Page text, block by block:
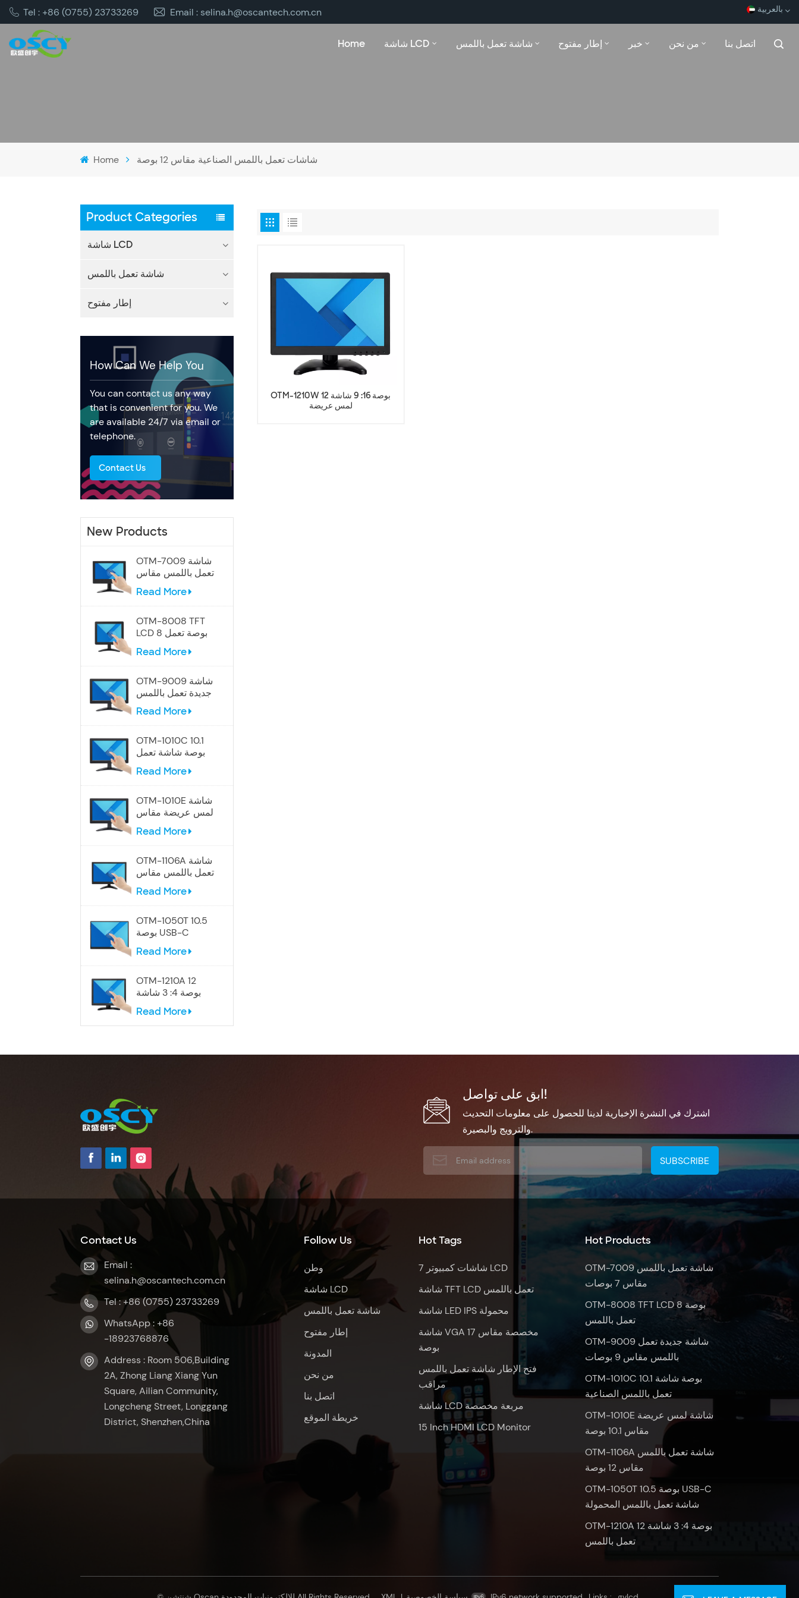
Tel : +86 (0755) 23733269 Email : selina.h@oscantech.com.cn بالعربية
بالعربية
Home شاشة LCD شاشة تعمل باللمس إطار مفتوح خبر من نحن اتصل بنا
Home شاشات تعمل باللمس الصناعية مقاس 12 بوصة
Product Categories
شاشة LCD
شاشة تعمل باللمس
إطار مفتوح
How Can We Help You
You can contact us any way
that is convenient for you. We
are available 24/7 via email or
telephone.
Contact Us
New Products
OTM-7009 شاشة
تعمل باللمس مقاس
Read More
OTM-8008 TFT
LCD 8 بوصة تعمل
باللمس
Read More
OTM-9009 شاشة
جديدة تعمل باللمس
Read More
OTM-1010C 10.1
بوصة شاشة تعمل
باللمس الصناعية
Read More
OTM-1010E شاشة
لمس عريضة مقاس
10.1 بوصة
Read More
OTM-1106A شاشة
تعمل باللمس مقاس
12 بوصة
Read More
OTM-1050T 10.5
بوصة USB-C
شاشة تعمل باللمس
المحمولة
Read More
OTM-1210A 12
بوصة 4: 3 شاشة
تعمل باللمس
Read More
OTM-1210W 12 بوصة 16: 9 شاشة
لمس عريضة
ابق على تواصل!
اشترك في النشرة الإخبارية لدينا للحصول على معلومات التحديث
والترويج والبصيرة.
Contact Us
Email :
selina.h@oscantech.com.cn
Tel : +86 (0755) 23733269
WhatsApp : +86
-18923768876
Address : Room 506,Building
2A, Zhong Liang Xiang Yun
Square, Ailian Community,
Longcheng Street, Longgang
District, Shenzhen,China
Follow Us
وطن
شاشة LCD
شاشة تعمل باللمس
إطار مفتوح
المدونة
من نحن
اتصل بنا
خريطة الموقع
Hot Tags
7 شاشات كمبيوتر LCD
شاشة TFT LCD تعمل باللمس
شاشة LED IPS محمولة
شاشة VGA مخصصة مقاس 17
بوصة
فتح الإطار شاشة تعمل باللمس
مراقب
شاشة LCD مربعة مخصصة
15 Inch HDMI LCD Monitor
Hot Products
OTM-7009 شاشة تعمل باللمس
مقاس 7 بوصات
OTM-8008 TFT LCD 8 بوصة
تعمل باللمس
OTM-9009 شاشة جديدة تعمل
باللمس مقاس 9 بوصات
OTM-1010C 10.1 بوصة شاشة
تعمل باللمس الصناعية
OTM-1010E شاشة لمس عريضة
مقاس 10.1 بوصة
OTM-1106A شاشة تعمل باللمس
مقاس 12 بوصة
OTM-1050T 10.5 بوصة USB-C
شاشة تعمل باللمس المحمولة
OTM-1210A 12 بوصة 4: 3 شاشة
تعمل باللمس